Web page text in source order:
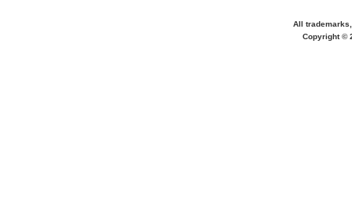
All
Copyright ©